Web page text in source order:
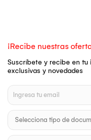
¡Recibe nuestras
Suscríbete y recibe en
exclusivas y novedades